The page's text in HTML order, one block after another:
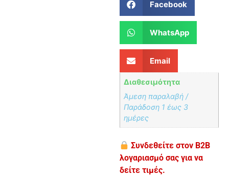
Facebook
WhatsApp
Email
Διαθεσιμότητα
Άμεση παραλαβή /
Παράδoση 1 έως 3
ημέρες
Συνδεθείτε στον B2B
λογαριασμό σας για να
δείτε τιμές.